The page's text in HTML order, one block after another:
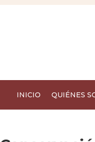
INICIO QUIÉNES